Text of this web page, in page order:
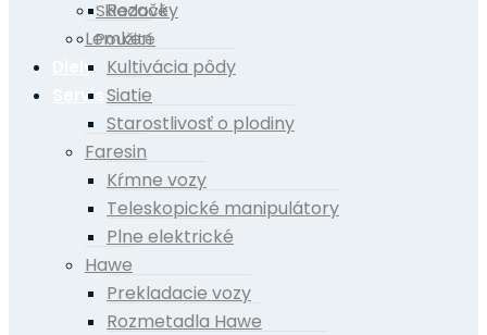
Skladové
Použité
Diely
Servis
Rezačky
Lemken
Kultivácia pôdy
Siatie
Starostlivosť o plodiny
Faresin
Kŕmne vozy
Teleskopické manipulátory
Plne elektrické
Hawe
Prekladacie vozy
Rozmetadla Hawe